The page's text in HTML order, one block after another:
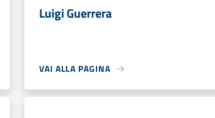
Luigi Guerrera
VAI ALLA PAGINA